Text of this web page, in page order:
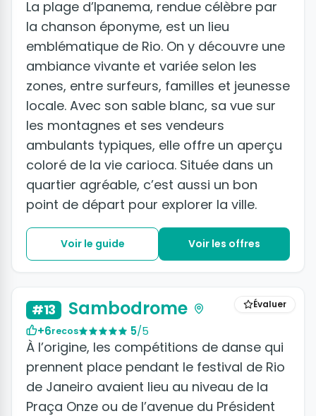
La plage d’Ipanema, rendue célèbre par
la chanson éponyme, est un lieu
emblématique de Rio. On y découvre une
ambiance vivante et variée selon les
zones, entre surfeurs, familles et jeunesse
locale. Avec son sable blanc, sa vue sur
les montagnes et ses vendeurs
ambulants typiques, elle offre un aperçu
coloré de la vie carioca. Située dans un
quartier agréable, c’est aussi un bon
point de départ pour explorer la ville.
Voir le guide Voir les offres
Évaluer
#13 Sambodrome
+6recos 5/5
À l’origine, les compétitions de danse qui
prennent place pendant le festival de Rio
de Janeiro avaient lieu au niveau de la
Praça Onze ou de l’avenue du Président